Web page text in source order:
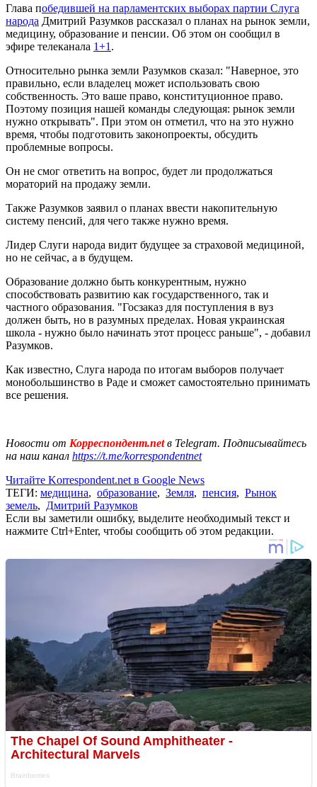
Глава победившей на парламентских выборах партии Слуга
народа Дмитрий Разумков рассказал о планах на рынок земли,
медицину, образование и пенсии. Об этом он сообщил в
эфире телеканала 1+1 .
Относительно рынка земли Разумков сказал: "Наверное, это
правильно, если владелец может использовать свою
собственность. Это ваше право, конституционное право.
Поэтому позиция нашей команды следующая: рынок земли
нужно открывать". При этом он отметил, что на это нужно
время, чтобы подготовить законопроекты, обсудить
проблемные вопросы.
Он не смог ответить на вопрос, будет ли продолжаться
мораторий на продажу земли.
Также Разумков заявил о планах ввести накопительную
систему пенсий, для чего также нужно время.
Лидер Слуги народа видит будущее за страховой медициной,
но не сейчас, а в будущем.
Образование должно быть конкурентным, нужно
способствовать развитию как государственного, так и
частного образования. "Госзаказ для поступления в вуз
должен быть, но в разумных пределах. Новая украинская
школа - нужно было начинать этот процесс раньше", - добавил
Разумков.
Как известно, Слуга народа по итогам выборов получает
монобольшинство в Раде и сможет самостоятельно принимать
все решения.
Новости от Корреспондент.netв Telegram. Подписывайтесь
на наш канал https://t.me/korrespondentnet
Читайте Korrespondent.net в Google News
ТЕГИ: медицина, образование, Земля, пенсия, Рынок
земель, Дмитрий Разумков
Если вы заметили ошибку, выделите необходимый текст и
нажмите Ctrl+Enter, чтобы сообщить об этом редакции.